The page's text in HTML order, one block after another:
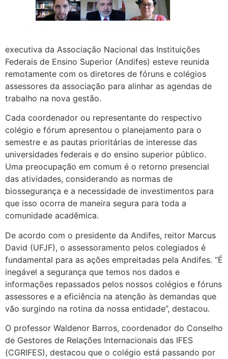
executiva da Associação Nacional das Instituições
Federais de Ensino Superior (Andifes) esteve reunida
remotamente com os diretores de fóruns e colégios
assessores da associação para alinhar as agendas de
trabalho na nova gestão.
Cada coordenador ou representante do respectivo
colégio e fórum apresentou o planejamento para o
semestre e as pautas prioritárias de interesse das
universidades federais e do ensino superior público.
Uma preocupação em comum é o retorno presencial
das atividades, considerando as normas de
biossegurança e a necessidade de investimentos para
que isso ocorra de maneira segura para toda a
comunidade acadêmica.
De acordo com o presidente da Andifes, reitor Marcus
David (UFJF), o assessoramento pelos colegiados é
fundamental para as ações empreitadas pela Andifes. “É
inegável a segurança que temos nos dados e
informações repassados pelos nossos colégios e fóruns
assessores e a eficiência na atenção às demandas que
vão surgindo na rotina da nossa entidade”, destacou.
O professor Waldenor Barros, coordenador do Conselho
de Gestores de Relações Internacionais das IFES
(CGRIFES), destacou que o colégio está passando por